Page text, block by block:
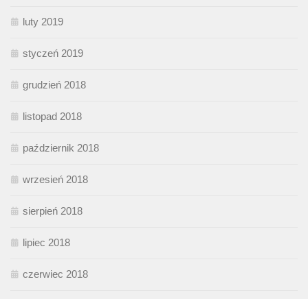
luty 2019
styczeń 2019
grudzień 2018
listopad 2018
październik 2018
wrzesień 2018
sierpień 2018
lipiec 2018
czerwiec 2018